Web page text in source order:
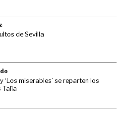
de Sevilla
‘Los miserables’ se reparten los
Talía